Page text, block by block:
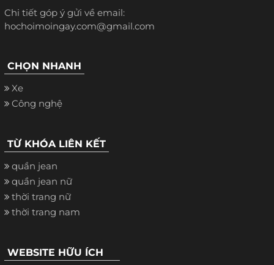
Chi tiết góp ý gửi về email:
hochoimoingay.com@gmail.com
CHỌN NHANH
Xe
Công nghệ
TỪ KHÓA LIÊN KẾT
quần jean
quần jean nữ
thời trang nữ
thời trang nam
WEBSITE HỮU ÍCH